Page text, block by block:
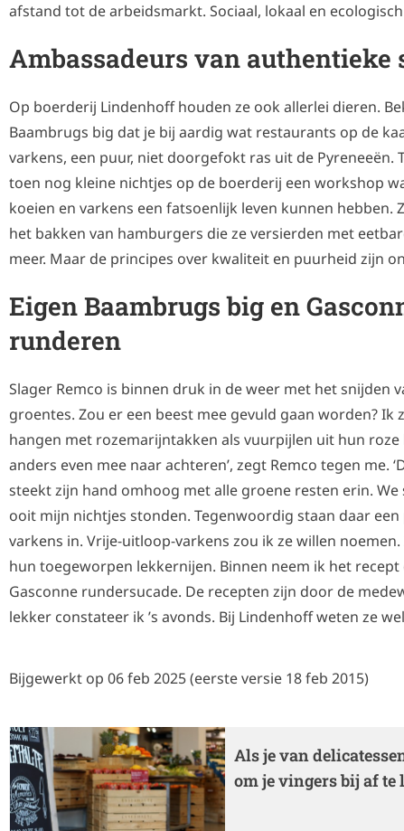
afstand tot de arbeidsmarkt. Sociaal, lokaal en
Ambassadeurs van authentieke
Op boerderij Lindenhoff houden ze ook allerlei dieren.
Baambrugs big dat je bij aardig wat restaurants op de
varkens, een puur, niet doorgefokt ras uit de Pyreneeën.
toen nog kleine nichtjes op de boerderij een workshop
koeien en varkens een fatsoenlijk leven kunnen hebben.
het bakken van hamburgers die ze versierden met
meer. Maar de principes over kwaliteit en puurheid zijn
Eigen Baambrugs big en
runderen
Slager Remco is binnen druk in de weer met het snijden
groentes. Zou er een beest mee gevuld gaan worden? Ik
hangen met rozemarijntakken als vuurpijlen uit hun roze
anders even mee naar achteren’, zegt Remco tegen me.
steekt zijn hand omhoog met alle groene resten erin.
ooit mijn nichtjes stonden. Tegenwoordig staan daar
varkens in. Vrije-uitloop-varkens zou ik ze willen
hun toegeworpen lekkernijen. Binnen neem ik het
Gasconne rundersucade. De recepten zijn door de
lekker constateer ik ’s avonds. Bij Lindenhoff weten ze
Bijgewerkt op 06 feb 2025 (eerste versie 18 feb 2015)
Als je van
om je vingers bij af